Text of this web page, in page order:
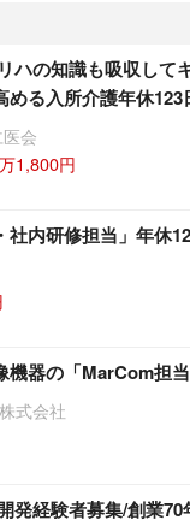
ハの知識も吸収して
める入所介護年休123
会
1,800円
内研修担当」年休
器の「MarCom担当
式会社
発経験者募集/創業70